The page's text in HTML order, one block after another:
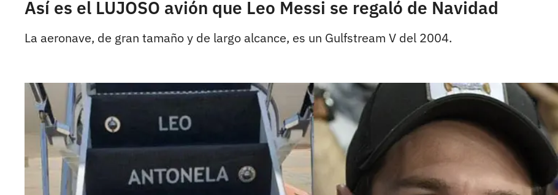
Así es el LUJOSO avión que Leo Messi se regaló de Navidad
La aeronave, de gran tamaño y de largo alcance, es un Gulfstream V del 2004.